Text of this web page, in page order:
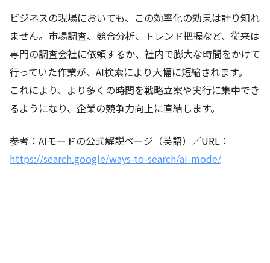
ビジネスの現場においても、この効率化の効果は計り知れ
ません。市場調査、競合分析、トレンド把握など、従来は
専門の調査会社に依頼するか、社内で膨大な時間をかけて
行っていた作業が、AI検索により大幅に短縮されます。
これにより、より多くの時間を戦略立案や実行に集中でき
るようになり、企業の競争力向上に直結します。
参考：AIモードの公式解説ページ（英語）／URL：
https://search.google/ways-to-search/ai-mode/